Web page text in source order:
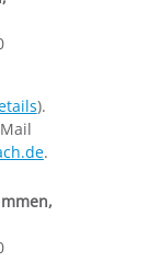
).
.